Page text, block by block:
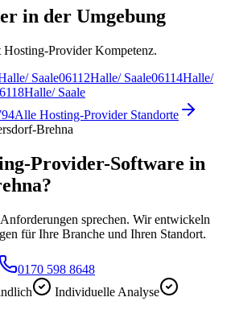
in der Umgebung
Provider Kompetenz.
Saale06112Halle/ Saale06114Halle/
Halle/ Saale
Alle Hosting-ProviderStandorte
Brehna
Provider-Software in
sprechen. Wir entwickeln
für Ihre Branche und Ihren Standort.
0170 598 8648
Individuelle Analyse